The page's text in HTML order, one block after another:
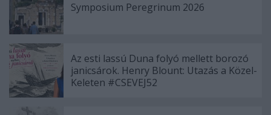
Symposium Peregrinum 2026
Az esti lassú Duna folyó mellett borozó
janicsárok. Henry Blount: Utazás a Közel-
Keleten #CSEVEJ52